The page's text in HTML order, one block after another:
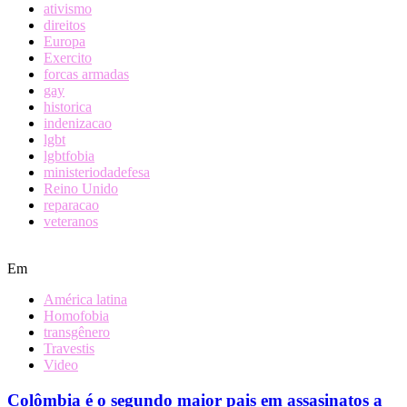
ativismo
direitos
Europa
Exercito
forcas armadas
gay
historica
indenizacao
lgbt
lgbtfobia
ministeriodadefesa
Reino Unido
reparacao
veteranos
Em
América latina
Homofobia
transgênero
Travestis
Video
Colômbia é o segundo maior pais em assasinatos a